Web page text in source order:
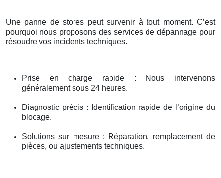
Une panne de stores peut survenir à tout moment. C’est
pourquoi nous proposons des services de dépannage pour
résoudre vos incidents techniques.
Prise en charge rapide : Nous intervenons
généralement sous 24 heures.
Diagnostic précis : Identification rapide de l’origine du
blocage.
Solutions sur mesure : Réparation, remplacement de
pièces, ou ajustements techniques.